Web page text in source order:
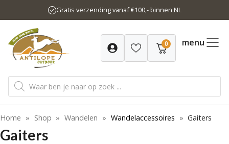
naar
inhoud
Gratis verzending vanaf €100,- binnen NL
0 menu
Producten
zoeken
Home » Shop » Wandelen » Wandelaccessoires » Gaiters
Gaiters